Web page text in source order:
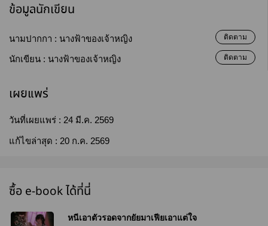
ข้อมูลนักเขียน
นามปากกา : นางฟ้าของเจ้าหญิง ติดตาม
นักเขียน : นางฟ้าของเจ้าหญิง ติดตาม
เผยแพร่
วันที่เผยแพร่ : 24 มี.ค. 2569
แก้ไขล่าสุด : 20 ก.ค. 2569
ซื้อ e-book ได้ที่นี่
หนีเอาตัวรอดจากยัยมาเฟียเอาแต่ใจ